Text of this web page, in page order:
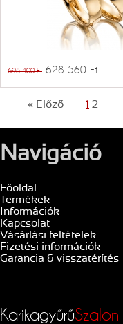
698 400 Ft 628 560 Ft
« Előző 1 2
Navigáció
Főoldal
Termékek
Információk
Kapcsolat
Vásárlási feltételek
Fizetési információk
Garancia & visszatérítés
KarikagyűrűSzalon